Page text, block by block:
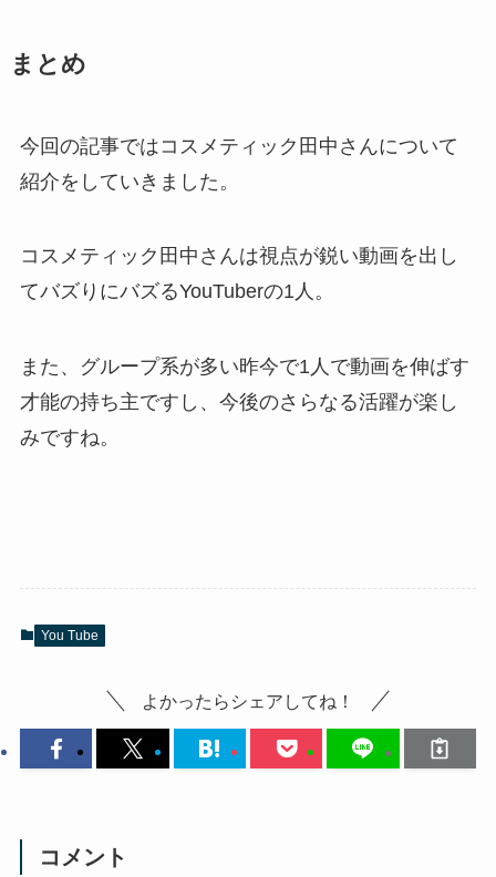
まとめ
今回の記事ではコスメティック田中さんについて
紹介をしていきました。
コスメティック田中さんは視点が鋭い動画を出し
てバズりにバズるYouTuberの1人。
また、グループ系が多い昨今で1人で動画を伸ばす
才能の持ち主ですし、今後のさらなる活躍が楽し
みですね。
You Tube
よかったらシェアしてね！
コメント